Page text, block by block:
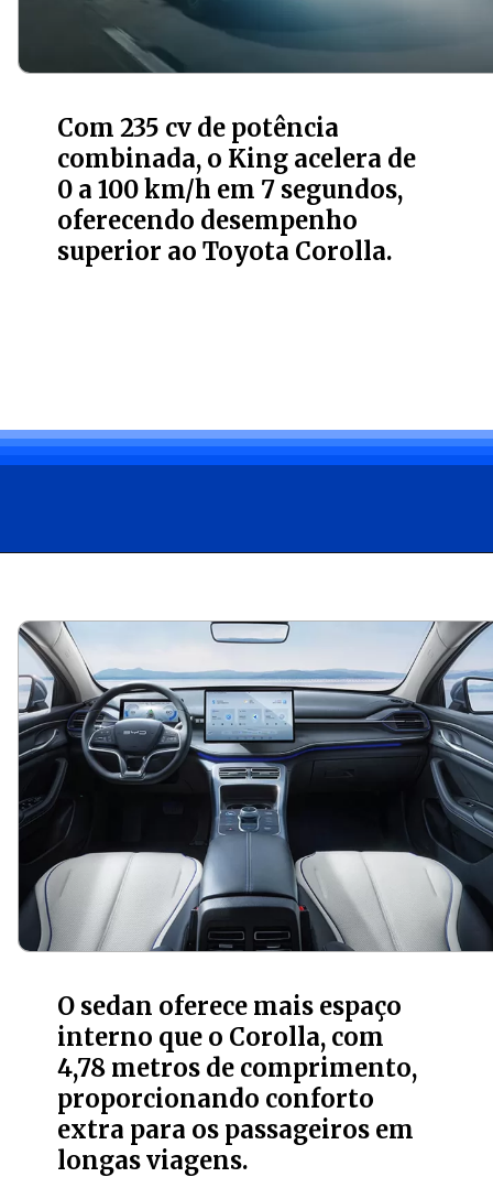
Com 235 cv de potência
combinada, o King acelera de
0 a 100 km/h em 7 segundos,
oferecendo desempenho
superior ao Toyota Corolla.
O sedan oferece mais espaço
interno que o Corolla, com
4,78 metros de comprimento,
proporcionando conforto
extra para os passageiros em
longas viagens.